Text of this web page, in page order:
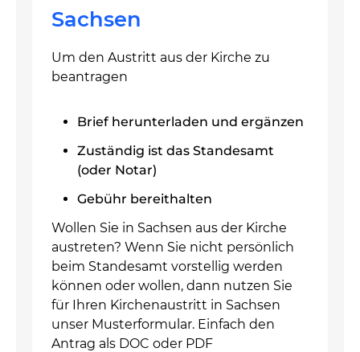
Sachsen
Um den Austritt aus der Kirche zu
beantragen
Brief herunterladen und ergänzen
Zuständig ist das Standesamt
(oder Notar)
Gebühr bereithalten
Wollen Sie in Sachsen aus der Kirche
austreten? Wenn Sie nicht persönlich
beim Standesamt vorstellig werden
können oder wollen, dann nutzen Sie
für Ihren Kirchenaustritt in Sachsen
unser Musterformular. Einfach den
Antrag als DOC oder PDF